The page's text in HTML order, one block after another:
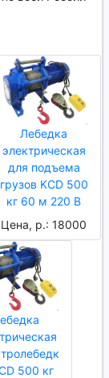
Лебедка
электрическая
для подъема
грузов KCD 500
кг 60 м 220 В
Цена, р.: 18000
500 кг